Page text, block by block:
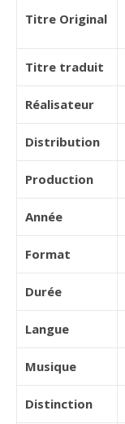
Titre Original
Titre traduit
Réalisateur
Distribution
Production
Année
Format
Durée
Langue
Musique
Distinction